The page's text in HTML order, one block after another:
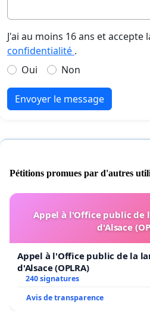
J'ai au moins 16 ans et accepte
confidentialité .
Oui
Non
Envoyer le message
Pétitions promues par d'autres
Appel à l'Office public de
d'Alsace
Appel à l'Office public de la
d'Alsace (OPLRA)
240 signatures
Avis de transparence